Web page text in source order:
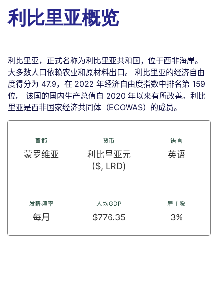
利比里亚概览
利比里亚，正式名称为利比里亚共和国，位于西非海岸。
大多数人口依赖农业和原材料出口。 利比里亚的经济自由
度得分为 47.9，在 2022 年经济自由度指数中排名第 159
位。 该国的国内生产总值自 2020 年以来有所改善。利比
里亚是西非国家经济共同体（ECOWAS）的成员。
首都
蒙罗维亚
货币
利比里亚元
($, LRD)
语言
英语
发薪频率
每月
人均GDP
$776.35
雇主税
3%